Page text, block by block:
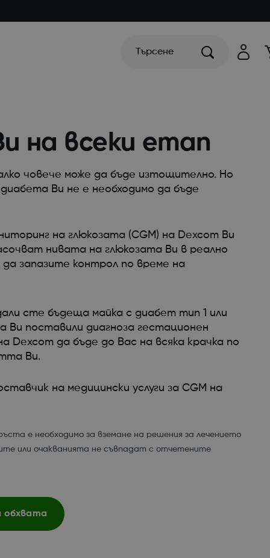
Търсене
на всеки етап
човече може да бъде изтощително. Но
Ви не е необходимо да бъде
на глюкозата (CGM) на Dexcom Ви
нивата на глюкозата Ви в реално
запазите контрол по време на
сте бъдеща майка с диабет тип 1 или
Ви поставили диагноза гестационен
Dexcom да бъде до Вас на всяка крачка по
Ви.
на медицински услуги за CGM на
е необходимо за вземане на решения за лечението
или очакванията не съвпадат с отчетените
обхвата